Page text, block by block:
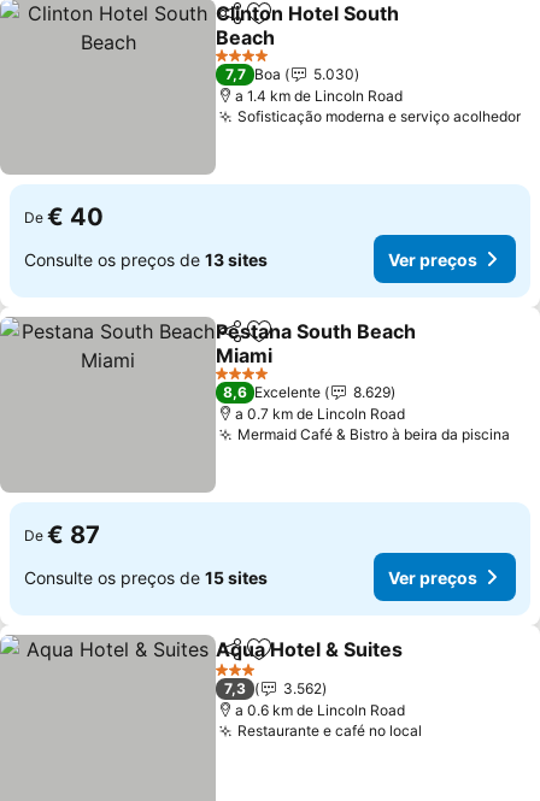
PartilharAdicionar aos favoritos
Clinton Hotel South
Beach
4 Estrelas
7,7 Boa
5.030
a 1.4 km de Lincoln Road
Sofisticação moderna e serviço acolhedor
De € 40
Consulte os preços de 13 sites Ver preços
PartilharAdicionar aos favoritos
Pestana South Beach
Miami
4 Estrelas
8,6 Excelente
8.629
a 0.7 km de Lincoln Road
Mermaid Café & Bistro à beira da piscina
De € 87
Consulte os preços de 15 sites Ver preços
PartilharAdicionar aos favoritos
Aqua Hotel & Suites
3 Estrelas
7,3
3.562
a 0.6 km de Lincoln Road
Restaurante e café no local